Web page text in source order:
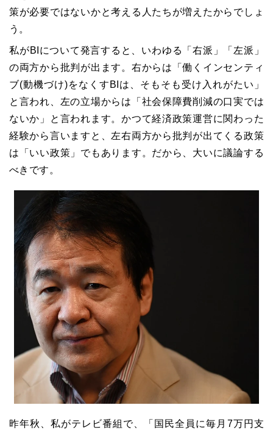
策が必要ではないかと考える人たちが増えたからでしょ
う。
私がBIについて発言すると、いわゆる「右派」「左派」
の両方から批判が出ます。右からは「働くインセンティ
ブ(動機づけ)をなくすBIは、そもそも受け入れがたい」
と言われ、左の立場からは「社会保障費削減の口実では
ないか」と言われます。かつて経済政策運営に関わった
経験から言いますと、左右両方から批判が出てくる政策
は「いい政策」でもあります。だから、大いに議論する
べきです。
昨年秋、私がテレビ番組で、「国民全員に毎月7万円支